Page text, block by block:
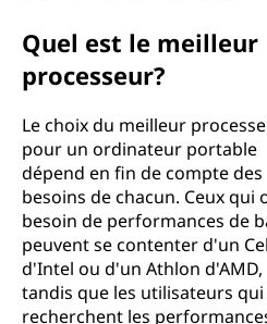
Quel est le meilleur
processeur?
Le choix du meilleur
pour un ordinateur portable
dépend en fin de compte des
besoins de chacun. Ceux qui
besoin de performances de
peuvent se contenter d'un
d'Intel ou d'un Athlon d'AMD,
tandis que les utilisateurs qui
recherchent les